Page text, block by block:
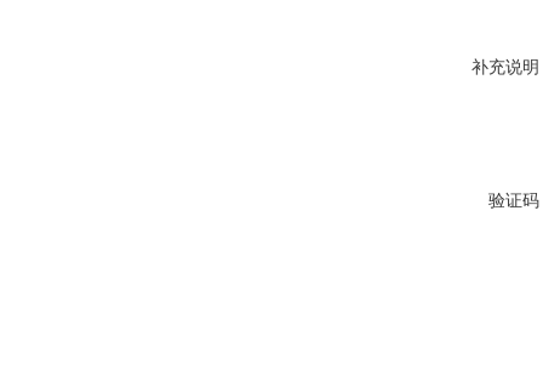
补充说明
验证码